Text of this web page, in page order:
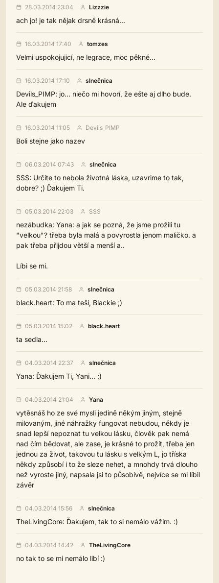
28.03.2014 23:04 Lizzzie
ach jo! je tak nějak drsně krásná...
16.03.2014 17:40 tomzes
Velmi uspokojujicí, ne legrace, moc pěkné...
16.03.2014 17:10 slnečnica
Devils_PIMP: jo... niečo mi hovorí, že ešte aj dlho bude.
Ale ďakujem
16.03.2014 11:05 Devils_PIMP
Boli stejne jako nazev
06.03.2014 07:43 slnečnica
SSS: Určite to nebola životná láska, uzavrime to tak,
dobre? ;) Ďakujem Ti.
05.03.2014 22:03 SSS
nezábudka: Yana: a jak se pozná, že jsme prožili tu
"velkou"? třeba byla malá a povyrostla jenom maličko. a
pak třeba přijdou větší a menší a..
Líbi se mi.
05.03.2014 21:58 slnečnica
black.heart: To ma teší, Blackie ;)
05.03.2014 15:02 black.heart
ta sedla...
04.03.2014 22:37 slnečnica
Yana: Ďakujem Ti, Yani... ;)
04.03.2014 21:04 Yana
vytěsnáš ho ze své mysli jedině někým jiným, stejně
milovaným, jiné náhražky fungovat nebudou, někdy je
snad lepší nepoznat tu velkou lásku, člověk pak nemá
nad čím bědovat, ale zase, je krásné to prožít, třeba jen
jednou za život, takovou tu lásku s velkým L, jo tříska
někdy způsobí i to že sleze nehet, a mnohdy trvá dlouho
než vyroste jiný, napsala jsi to působivě, nejvíce se mi líbil
závěr
04.03.2014 15:56 slnečnica
TheLivingCore: Ďakujem, tak to si nemálo vážim. :)
04.03.2014 14:42 TheLivingCore
no tak to se mi nemálo libí :)